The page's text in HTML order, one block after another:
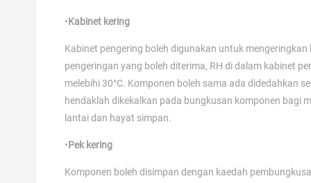
•Kabinet kering
Kabinet pengering boleh digunakan untuk
pengeringan yang boleh diterima, RH di dalam kabinet
melebihi 30°C. Komponen boleh sama ada didedahkan
hendaklah dikekalkan pada bungkusan komponen bagi
lantai dan hayat simpan.
•Pek kering
Komponen boleh disimpan dengan kaedah